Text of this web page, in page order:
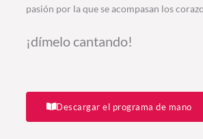
pasión por la que se acompasan los
¡dímelo cantando!
Descargar el programa de mano